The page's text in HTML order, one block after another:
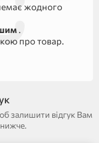
жодного
.
про товар.
залишити відгук Вам